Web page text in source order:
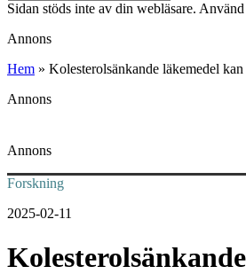
Sidan stöds inte av din webläsare.
Annons
Hem » Kolesterolsänkande läkemedel
Annons
Annons
Forskning
2025-02-11